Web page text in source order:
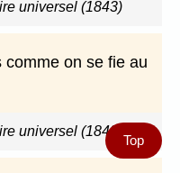
universel (1843)
on se fie au
universel (1843)
Top